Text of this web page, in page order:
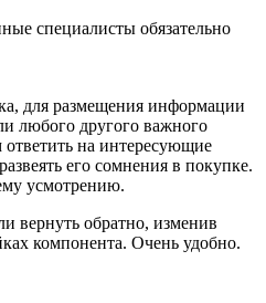
специалисты обязательно
для размещения информации
любого другого важного
на интересующие
его сомнения в покупке.
усмотрению.
вернуть обратно, изменив
компонента. Очень удобно.